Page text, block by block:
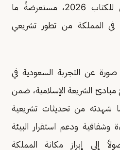
الدولي للكتاب 2026، مستعرضةً ما
في المملكة من تطور تشريعي
صورة عن التجربة السعودية في
مبادئ الشريعة الإسلامية، ضمن
شهدته من تحديثات تشريعية
وشفافية ودعم استقرار البيئة
إلى إبراز مكانة المملكة